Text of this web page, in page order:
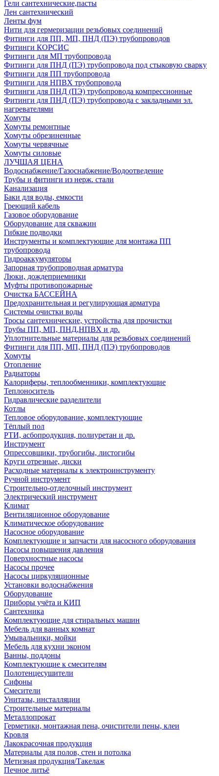
Гели сантехнические,пасты
Лен сантехнический
Ленты фум
Нити для гермеризации резьбовых соединений
Фитинги для ПП, МП, ПНД (ПЭ) трубопроводов
Фитинги КОРСИС
Фитинги для МП трубопровода
Фитинги для ПНД (ПЭ) трубопровода под стыковую сварку
Фитинги для ПП трубопровода
Фитинги для НПВХ трубопровода
Фитинги для ПНД (ПЭ) трубопровода компрессионные
Фитинги для ПНД (ПЭ) трубопровода с закладными эл.
нагревателями
Хомуты
Хомуты ремонтные
Хомуты обрезиненные
Хомуты червячные
Хомуты силовые
ЛУЧШАЯ ЦЕНА
Водоснабжение/Газоснабжение/Водоотведение
Трубы и фитинги из нерж. стали
Канализация
Баки для воды, емкости
Греющий кабель
Газовое оборудование
Оборудование для скважин
Гибкие подводки
Инструменты и комплектующие для монтажа ПП
трубопровода
Гидроаккумуляторы
Запорная трубопроводная арматура
Люки, дождеприемники
Муфты противопожарные
Очистка БАССЕЙНА
Предохранительная и регулирующая арматура
Системы очистки воды
Тросы сантехнические, устройства для прочистки
Трубы ПП, МП, ПНД,НПВХ и др.
Уплотнительные материалы для резьбовых соединений
Фитинги для ПП, МП, ПНД (ПЭ) трубопроводов
Хомуты
Отопление
Радиаторы
Калориферы, теплообменники, комплектующие
Теплоноситель
Гидравлические разделители
Котлы
Тепловое оборудование, комплектующие
Тёплый пол
РТИ, асбопродукция, полиуретан и др.
Инструмент
Опрессовщики, трубогибы, листогибы
Круги отрезные, диски
Расходные материалы к электроинструменту
Ручной инструмент
Строительно-отделочный инструмент
Электрический инструмент
Климат
Вентиляционное оборудование
Климатическое оборудование
Насосное оборудование
Комплектующие и запчасти для насосного оборудования
Насосы повышения давления
Поверхностные насосы
Насосы прочее
Насосы циркуляционные
Установки водоснабжения
Оборудование
Приборы учёта и КИП
Сантехника
Комплектующие для стиральных машин
Мебель для ванных комнат
Умывальники, мойки
Мебель для кухни эконом
Ванны, поддоны
Комплектующие к смесителям
Полотенцесушители
Сифоны
Смесители
Унитазы, инсталляции
Строительные материалы
Металлопрокат
Герметики, монтажная пена, очистители пены, клеи
Кровля
Лакокрасочная продукция
Материалы для полов, стен и потолка
Метизная продукция/Такелаж
Печное литьё